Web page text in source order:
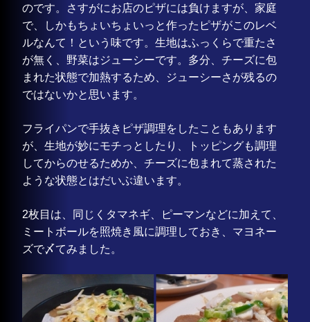
のです。さすがにお店のピザには負けますが、家庭
で、しかもちょいちょいっと作ったピザがこのレベ
ルなんて！という味です。生地はふっくらで重たさ
が無く、野菜はジューシーです。多分、チーズに包
まれた状態で加熱するため、ジューシーさが残るの
ではないかと思います。
フライパンで手抜きピザ調理をしたこともあります
が、生地が妙にモチっとしたり、トッピングも調理
してからのせるためか、チーズに包まれて蒸された
ような状態とはだいぶ違います。
2枚目は、同じくタマネギ、ピーマンなどに加えて、
ミートボールを照焼き風に調理しておき、マヨネー
ズで〆てみました。